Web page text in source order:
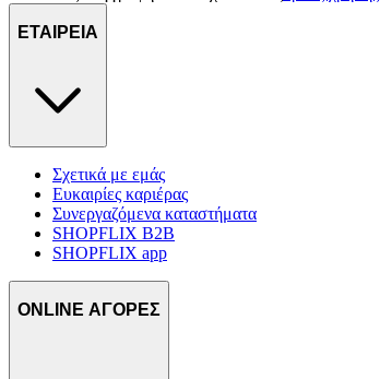
ΕΤΑΙΡΕΙΑ
Σχετικά με εμάς
Ευκαιρίες καριέρας
Συνεργαζόμενα καταστήματα
SHOPFLIX B2B
SHOPFLIX app
ONLINE ΑΓΟΡΕΣ